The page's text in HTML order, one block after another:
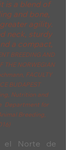
is a blend of
and bone,
agility.
neck, sturdy
a compact,
BREEDING AND
THE NORWEGIAN
FACULTY
BUDAPEST
Nutrition and
Department for
Breeding,
el Norte de